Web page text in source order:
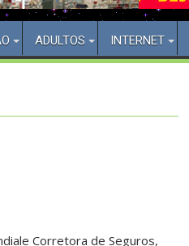
ADULTOS INTERNET
Corretora de Seguros,